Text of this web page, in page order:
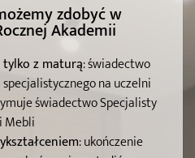
zdobyć w
Akademii
z maturą: świadectwo
na uczelni
świadectwo Specjalisty
Mebli
: ukończenie